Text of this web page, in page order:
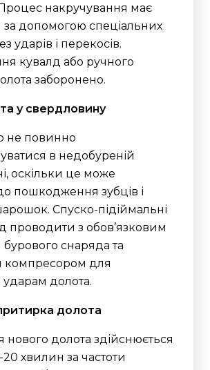
накручування має
за допомогою спеціальних
ударів і перекосів.
кувалд або ручного
заборонено.
у свердловину
не повинно
в недобуреній
оскільки це може
пошкодження зубців і
Спуско-підіймальні
проводити з обов’язковим
снаряда та
компресором для
ударам долота.
долота
долота здійснюється
20 хвилин за частоти